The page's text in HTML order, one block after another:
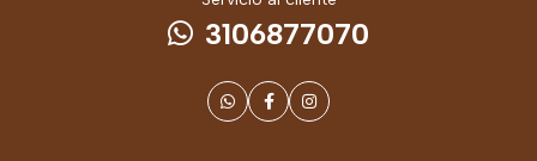
3106877070